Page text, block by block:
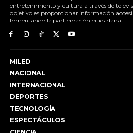
entretenimiento y cultura a través de
objetivo es proporcionar información
fomentando la participación ciudadana.
MILED
NACIONAL
INTERNACIONAL
DEPORTES
TECNOLOGÍA
ESPECTÁCULOS
CIENCIA